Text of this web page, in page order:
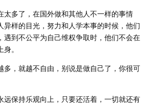
太多了，在国外做和其他人不一样的事情
异样的目光，努力和人学本事的时候，他们
遇到不公平为自己维权争取时，他们不会在
。
多，就越不自由，别说是做自己了，你很可
远保持乐观向上，只要还活着，一切就还有